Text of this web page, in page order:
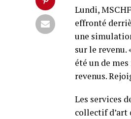
Lundi,
effronté
une
sur le revenu.
été un de
revenus.
Les services
collectif d’art